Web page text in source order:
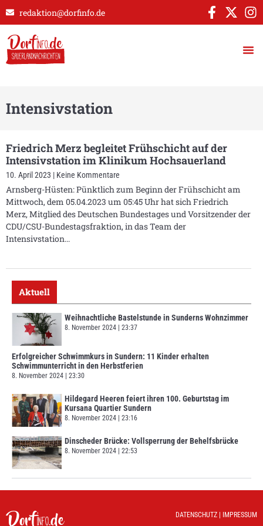
redaktion@dorfinfo.de
Intensivstation
Friedrich Merz begleitet Frühschicht auf der
Intensivstation im Klinikum Hochsauerland
10. April 2023 Keine Kommentare
Arnsberg-Hüsten: Pünktlich zum Beginn der Frühschicht am
Mittwoch, dem 05.04.2023 um 05:45 Uhr hat sich Friedrich
Merz, Mitglied des Deutschen Bundestages und Vorsitzender der
CDU/CSU-Bundestagsfraktion, in das Team der
Intensivstation
Aktuell
Weihnachtliche Bastelstunde in Sunderns Wohnzimmer
8. November 2024 23:37
Erfolgreicher Schwimmkurs in Sundern: 11 Kinder erhalten
Schwimmunterricht in den Herbstferien
8. November 2024 23:30
Hildegard Heeren feiert ihren 100. Geburtstag im
Kursana Quartier Sundern
8. November 2024 23:16
Dinscheder Brücke: Vollsperrung der Behelfsbrücke
8. November 2024 22:53
DATENSCHUTZ IMPRESSUM